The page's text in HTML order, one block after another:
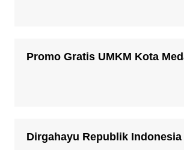
Promo Gratis UMKM Kota
Dirgahayu Republik Indonesia